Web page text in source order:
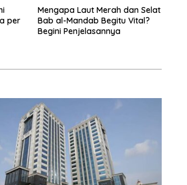
per
Mengapa Laut Merah dan Selat
Bab al-Mandab Begitu Vital?
Begini Penjelasannya